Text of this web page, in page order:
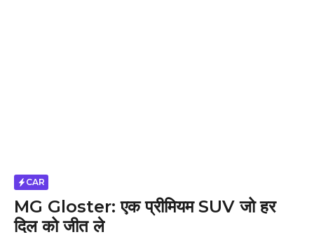
CAR
MG Gloster: एक प्रीमियम SUV जो हर
दिल को जीत ले